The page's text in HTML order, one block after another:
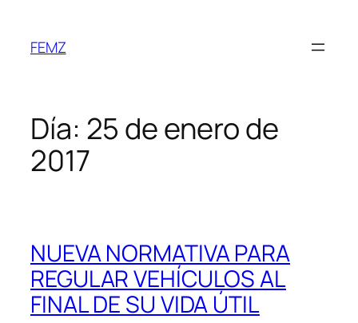
FEMZ
Día: 25 de enero de
2017
NUEVA NORMATIVA PARA
REGULAR VEHÍCULOS AL
FINAL DE SU VIDA ÚTIL